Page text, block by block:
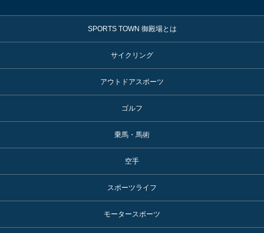
SPORTS TOWN 御殿場とは
サイクリング
アウトドアスポーツ
ゴルフ
乗馬・馬術
空手
スポーツライフ
モータースポーツ